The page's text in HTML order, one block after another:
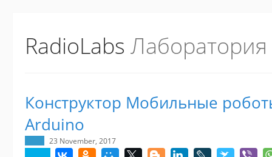
RadioLabs
Конструктор Мобильные
Arduino
23 November, 2017